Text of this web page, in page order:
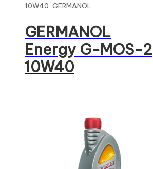
10W40 GERMANOL
GERMANOL
Energy G-MOS-2
10W40